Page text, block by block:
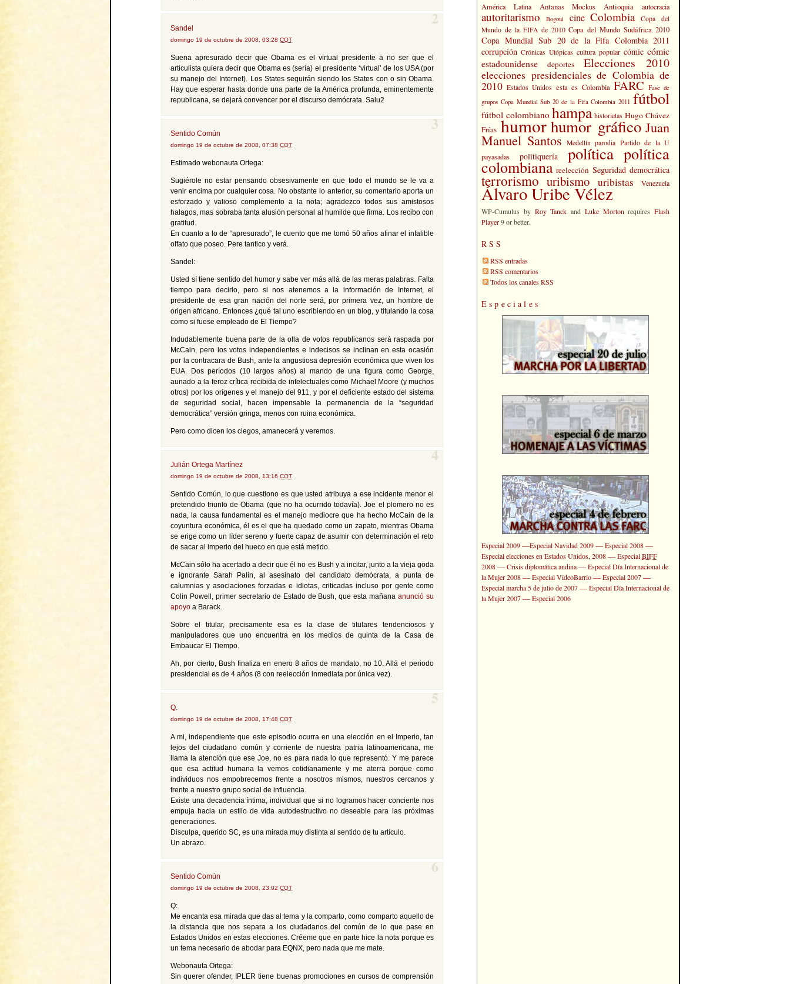
Sandel
domingo 19 de octubre de 2008, 03:28 COT
2
Suena apresurado decir que Obama es el virtual presidente a no ser que el
articulista quiera decir que Obama es (sería) el presidente ‘virtual’ de los USA (por
su manejo del Internet). Los States seguirán siendo los States con o sin Obama.
Hay que esperar hasta donde una parte de la América profunda, eminentemente
republicana, se dejará convencer por el discurso demócrata. Salu2
Sentido Común
domingo 19 de octubre de 2008, 07:38 COT
3
Estimado webonauta Ortega:
Sugiérole no estar pensando obsesivamente en que todo el mundo se le va a
venir encima por cualquier cosa. No obstante lo anterior, su comentario aporta un
esforzado y valioso complemento a la nota; agradezco todos sus amistosos
halagos, mas sobraba tanta alusión personal al humilde que firma. Los recibo con
gratitud.
En cuanto a lo de “apresurado”, le cuento que me tomó 50 años afinar el infalible
olfato que poseo. Pere tantico y verá.
Sandel:
Usted sí tiene sentido del humor y sabe ver más allá de las meras palabras. Falta
tiempo para decirlo, pero si nos atenemos a la información de Internet, el
presidente de esa gran nación del norte será, por primera vez, un hombre de
origen africano. Entonces ¿qué tal uno escribiendo en un blog, y titulando la cosa
como si fuese empleado de El Tiempo?
Indudablemente buena parte de la olla de votos republicanos será raspada por
McCain, pero los votos independientes e indecisos se inclinan en esta ocasión
por la contracara de Bush, ante la angustiosa depresión económica que viven los
EUA. Dos períodos (10 largos años) al mando de una figura como George,
aunado a la feroz crítica recibida de intelectuales como Michael Moore (y muchos
otros) por los orígenes y el manejo del 911, y por el deficiente estado del sistema
de seguridad social, hacen impensable la permanencia de la “seguridad
democrática” versión gringa, menos con ruina económica.
Pero como dicen los ciegos, amanecerá y veremos.
Julián Ortega Martínez
domingo 19 de octubre de 2008, 13:16 COT
4
Sentido Común, lo que cuestiono es que usted atribuya a ese incidente menor el
pretendido triunfo de Obama (que no ha ocurrido todavía). Joe el plomero no es
nada, la causa fundamental es el manejo mediocre que ha hecho McCain de la
coyuntura económica, él es el que ha quedado como un zapato, mientras Obama
se erige como un líder sereno y fuerte capaz de asumir con determinación el reto
de sacar al imperio del hueco en que está metido.
McCain sólo ha acertado a decir que él no es Bush y a incitar, junto a la vieja goda
e ignorante Sarah Palin, al asesinato del candidato demócrata, a punta de
calumnias y asociaciones forzadas e idiotas, criticadas incluso por gente como
Colin Powell, primer secretario de Estado de Bush, que esta mañanaanunció su
apoyo a Barack.
Sobre el titular, precisamente esa es la clase de titulares tendenciosos y
manipuladores que uno encuentra en los medios de quinta de la Casa de
Embaucar El Tiempo.
Ah, por cierto, Bush finaliza en enero 8 años de mandato, no 10. Allá el periodo
presidencial es de 4 años (8 con reelección inmediata por única vez).
Q.
domingo 19 de octubre de 2008, 17:48 COT
5
A mi, independiente que este episodio ocurra en una elección en el Imperio, tan
lejos del ciudadano común y corriente de nuestra patria latinoamericana, me
llama la atención que ese Joe, no es para nada lo que representó. Y me parece
que esa actitud humana la vemos cotidianamente y me aterra porque como
individuos nos empobrecemos frente a nosotros mismos, nuestros cercanos y
frente a nuestro grupo social de influencia.
Existe una decadencia íntima, individual que si no logramos hacer conciente nos
empuja hacia un estilo de vida autodestructivo no deseable para las próximas
generaciones.
Disculpa, querido SC, es una mirada muy distinta al sentido de tu artículo.
Un abrazo.
Sentido Común
domingo 19 de octubre de 2008, 23:02 COT
6
Q:
Me encanta esa mirada que das al tema y la comparto, como comparto aquello de
la distancia que nos separa a los ciudadanos del común de lo que pase en
Estados Unidos en estas elecciones. Créeme que en parte hice la nota porque es
un tema necesario de abodar para EQNX, pero nada que me mate.
Webonauta Ortega:
Sin querer ofender, IPLER tiene buenas promociones en cursos de comprensión
América Latina Antanas Mockus Antioquia autocracia
autoritarismo Bogotá cine Colombia
Copa del
Mundo de la FIFA de 2010 Copa del Mundo Sudáfrica 2010
Copa Mundial Sub 20 de la Fifa Colombia 2011
corrupción Crónicas Utópicas cultura popular cómic cómic
estadounidense
deportes Elecciones 2010
elecciones presidenciales de Colombia de
2010 Estados Unidos esta es Colombia FARC Fase de
grupos Copa Mundial Sub 20 de la Fifa Colombia 2011 fútbol
fútbol colombiano hampa historietas Hugo Chávez
Frías humorhumor gráfico Juan
Manuel Santos Medellín parodia Partido de la U
payasadas
politiquería política política
colombiana reelección Seguridad democrática
terrorismo uribismo uribistas Venezuela
Álvaro Uribe Vélez
WP-Cumulus by Roy Tanck and Luke Morton requires Flash
Player9 or better.
RSS
RSS entradas
RSS comentarios
Todos los canales RSS
Especiales
Especial 2009—Especial Navidad 2009—Especial 2008—
Especial elecciones en Estados Unidos, 2008—EspecialBIFF
2008—Crisis diplomática andina—Especial Día Internacional de
la Mujer 2008—Especial VideoBarrio—Especial 2007—
Especial marcha 5 de julio de 2007—Especial Día Internacional de
la Mujer 2007—Especial 2006